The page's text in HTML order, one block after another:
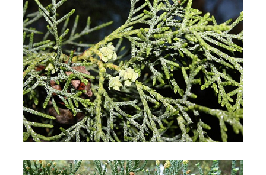
Cipresso di Monterey